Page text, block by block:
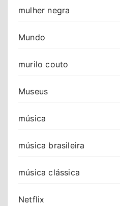
mulher negra
Mundo
murilo couto
Museus
música
música brasileira
música clássica
Netflix